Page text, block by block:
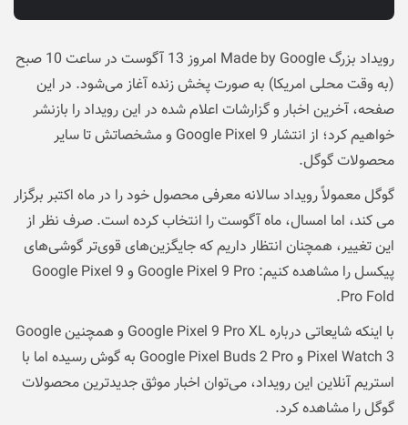
رویداد بزرگ Made by Google امروز 13 آگوست در ساعت 10 صبح
(به وقت محلی امریکا) به صورت پخش زنده آغاز می‌شود. در این
صفحه، آخرین اخبار و گزارشات اعلام شده در این رویداد را بازنشر
خواهیم کرد؛ از انتشار Google Pixel 9 و مشخصاتش تا سایر
محصولات گوگل.
گوگل معمولاً رویداد سالانه معرفی محصول خود را در ماه اکتبر برگزار
می کند، اما امسال، ماه آگوست را انتخاب کرده است. صرف نظر از
این تغییر، همچنان انتظار داریم که جایگزین‌های قوی‌تر گوشی‌های
پیکسل را مشاهده کنیم: Google Pixel 9 Pro و Google Pixel 9
Pro Fold.
با اینکه شایعاتی درباره Google Pixel 9 Pro XL و همچنین Google
Pixel Watch 3 و Google Pixel Buds 2 Pro به گوش رسیده اما با
استریم آنلاین این رویداد، می‌توان اخبار موثق جدیدترین محصولات
گوگل را مشاهده کرد.